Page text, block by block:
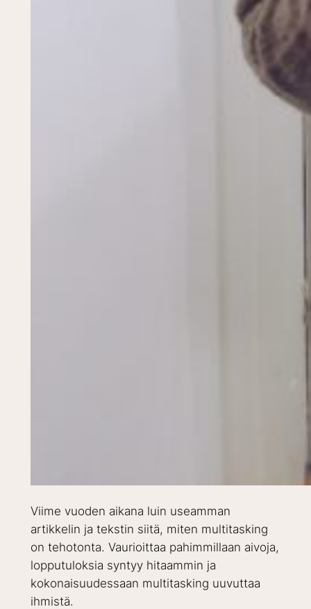
Viime vuoden aikana luin useamman
artikkelin ja tekstin siitä, miten multitasking
on tehotonta. Vaurioittaa pahimmillaan aivoja,
lopputuloksia syntyy hitaammin ja
kokonaisuudessaan multitasking uuvuttaa
ihmistä.